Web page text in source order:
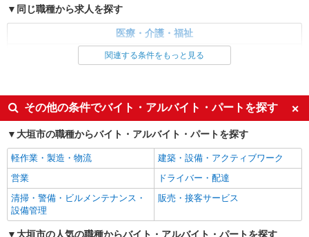
同じ職種から求人を探す
医療・介護・福祉
未経験歓迎
ミドル（40代～）活躍中
ボーナス・賞与あり
車通勤OK
交通費支給
社会保険あり
産休・育休取得実績あり
関連する条件をもっと見る
その他の条件でバイト・アルバイト・パートを探す
大垣市の職種からバイト・アルバイト・パートを探す
軽作業・製造・物流
建築・設備・アクティブワーク
営業
ドライバー・配達
清掃・警備・ビルメンテナンス・
設備管理
販売・接客サービス
大垣市の人気の職種からバイト・アルバイト・パートを探す